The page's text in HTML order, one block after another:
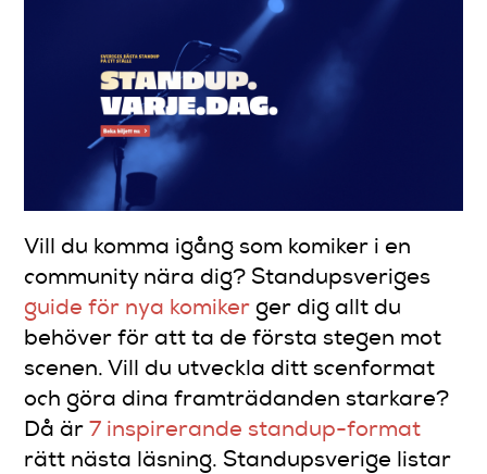
Vill du komma igång som komiker i en
community nära dig? Standupsveriges
guide för nya komiker ger dig allt du
behöver för att ta de första stegen mot
scenen. Vill du utveckla ditt scenformat
och göra dina framträdanden starkare?
Då är 7 inspirerande standup-format
rätt nästa läsning. Standupsverige listar